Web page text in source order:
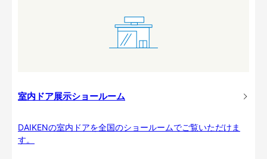
室内ドア展示ショールーム
DAIKENの室内ドアを全国のショールームでご覧いただけま
す。